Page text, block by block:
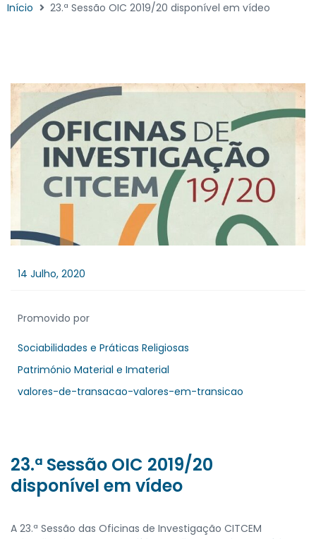
Início 23.ª Sessão OIC 2019/20 disponível em vídeo
14 Julho, 2020
Promovido por
Sociabilidades e Práticas Religiosas
Património Material e Imaterial
valores-de-transacao-valores-em-transicao
23.ª Sessão OIC 2019/20
disponível em vídeo
A 23.ª Sessão das Oficinas de Investigação CITCEM